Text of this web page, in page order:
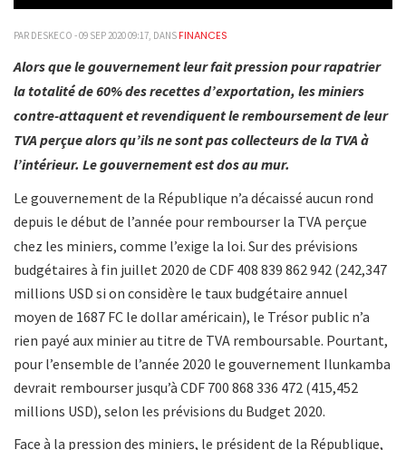
PAR DESKECO - 09 SEP 2020 09:17, DANS FINANCES
Alors que le gouvernement leur fait pression pour rapatrier
la totalité de 60% des recettes d’exportation, les miniers
contre-attaquent et revendiquent le remboursement de leur
TVA perçue alors qu’ils ne sont pas collecteurs de la TVA à
l’intérieur. Le gouvernement est dos au mur.
Le gouvernement de la République n’a décaissé aucun rond
depuis le début de l’année pour rembourser la TVA perçue
chez les miniers, comme l’exige la loi. Sur des prévisions
budgétaires à fin juillet 2020 de CDF 408 839 862 942 (242,347
millions USD si on considère le taux budgétaire annuel
moyen de 1687 FC le dollar américain), le Trésor public n’a
rien payé aux minier au titre de TVA remboursable. Pourtant,
pour l’ensemble de l’année 2020 le gouvernement Ilunkamba
devrait rembourser jusqu’à CDF 700 868 336 472 (415,452
millions USD), selon les prévisions du Budget 2020.
Face à la pression des miniers, le président de la République,